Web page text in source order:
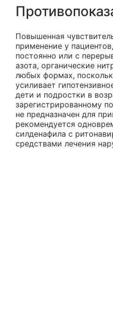
Повышенная
применение у
постоянно или с
азота, органические
любых формах,
усиливает
дети и подростки в
зарегистрированному
не предназначен для
рекомендуется
силденафила с
средствами лечения